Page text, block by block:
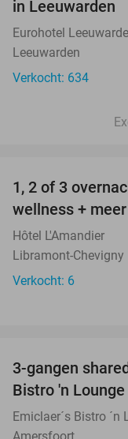
in Leeuwarden
Eurohotel
Leeuwarden
Verkocht: 634
TODAY
1, 2 of 3
wellness +
Hôtel L'Amandier
Libramont-Chevigny
Verkocht: 6
3-gangen
Bistro 'n Lounge
Emiclaer´s Bistro ´n